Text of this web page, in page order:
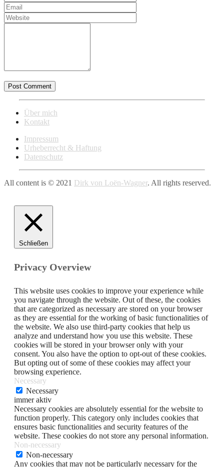
Über mich
Kontakt
Impressum
Urheberrecht & Haftung
Datenschutz
All content is © 2021 Dirk von Loën-Wagner. All rights reserved.
Schließen
Privacy Overview
This website uses cookies to improve your experience while
you navigate through the website. Out of these, the cookies
that are categorized as necessary are stored on your browser
as they are essential for the working of basic functionalities of
the website. We also use third-party cookies that help us
analyze and understand how you use this website. These
cookies will be stored in your browser only with your
consent. You also have the option to opt-out of these cookies.
But opting out of some of these cookies may affect your
browsing experience.
Necessary
Necessary
immer aktiv
Necessary cookies are absolutely essential for the website to
function properly. This category only includes cookies that
ensures basic functionalities and security features of the
website. These cookies do not store any personal information.
Non-necessary
Non-necessary
Any cookies that may not be particularly necessary for the